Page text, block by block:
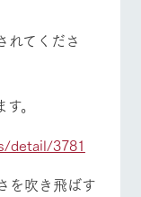
れてくださ
。
detail/3781
を吹き飛ばす